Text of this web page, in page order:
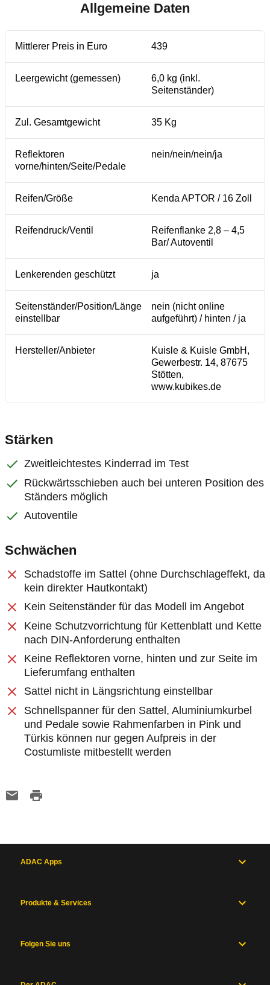
Allgemeine Daten
Mittlerer Preis in Euro 439
Leergewicht (gemessen)
6,0 kg (inkl.
Seitenständer)
Zul. Gesamtgewicht 35 Kg
Reflektoren
vorne/hinten/Seite/Pedale
nein/nein/nein/ja
Reifen/Größe Kenda APTOR / 16 Zoll
Reifendruck/Ventil
Reifenflanke 2,8 – 4,5
Bar/ Autoventil
Lenkerenden geschützt ja
Seitenständer/Position/Länge
einstellbar
nein (nicht online
aufgeführt) / hinten / ja
Hersteller/Anbieter
Kuisle & Kuisle GmbH,
Gewerbestr. 14, 87675
Stötten,
www.kubikes.de
Stärken
Zweitleichtestes Kinderrad im Test
Rückwärtsschieben auch bei unteren Position des
Ständers möglich
Autoventile
Schwächen
Schadstoffe im Sattel (ohne Durchschlageffekt, da
kein direkter Hautkontakt)
Kein Seitenständer für das Modell im Angebot
Keine Schutzvorrichtung für Kettenblatt und Kette
nach DIN-Anforderung enthalten
Keine Reflektoren vorne, hinten und zur Seite im
Lieferumfang enthalten
Sattel nicht in Längsrichtung einstellbar
Schnellspanner für den Sattel, Aluminiumkurbel
und Pedale sowie Rahmenfarben in Pink und
Türkis können nur gegen Aufpreis in der
Costumliste mitbestellt werden
ADAC Apps
Produkte & Services
Folgen Sie uns